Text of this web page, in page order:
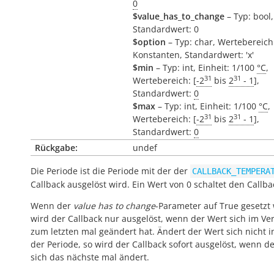
0
$value_has_to_change – Typ: bool,
Standardwert: 0
$option – Typ: char,
Konstanten, Standardwert: 'x'
$min – Typ: int, Einheit: 1/100 °C,
Wertebereich: [-231 bis 231 - 1],
Standardwert: 0
$max – Typ: int, Einheit: 1/100 °C,
Wertebereich: [-231 bis 231 - 1],
Standardwert: 0
Rückgabe:
undef
Die Periode ist die Periode mit der der
Callback ausgelöst wird. Ein Wert von 0 schaltet den
Wenn der value has to change-Parameter auf True gesetzt
wird der Callback nur ausgelöst, wenn der Wert sich im
zum letzten mal geändert hat. Ändert der Wert sich nicht
der Periode, so wird der Callback sofort ausgelöst, wenn
sich das nächste mal ändert.